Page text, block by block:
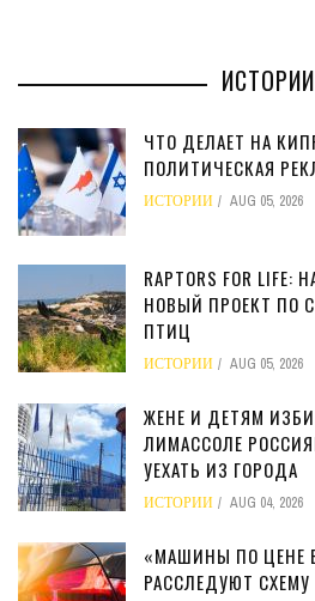
ИСТОРИИ
ЧТО ДЕЛАЕТ НА
ПОЛИТИЧЕСКАЯ
ИСТОРИИ AUG 05, 2026
RAPTORS FOR
НОВЫЙ ПРОЕКТ ПО
ПТИЦ
ИСТОРИИ AUG 05, 2026
ЖЕНЕ И ДЕТЯМ
ЛИМАССОЛЕ
УЕХАТЬ ИЗ ГОРОДА
ИСТОРИИ AUG 04, 2026
«МАШИНЫ ПО ЦЕНЕ
РАССЛЕДУЮТ